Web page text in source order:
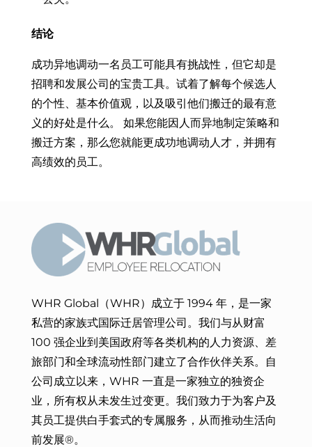
结论
成功异地调动一名员工可能具有挑战性，但它却是
招聘和发展公司的宝贵工具。试着了解每个候选人
的个性、基本价值观，以及吸引他们搬迁的最有意
义的好处是什么。 如果您能因人而异地制定策略和
搬迁方案，那么您就能更成功地调动人才，并拥有
高绩效的员工。
WHR Global（WHR）成立于 1994 年，是一家
私营的家族式国际迁居管理公司。我们与从财富
100 强企业到美国政府等各类机构的人力资源、差
旅部门和全球流动性部门建立了合作伙伴关系。自
公司成立以来，WHR 一直是一家独立的独资企
业，所有权从未发生过变更。我们致力于为客户及
其员工提供白手套式的专属服务，从而推动生活向
前发展®。